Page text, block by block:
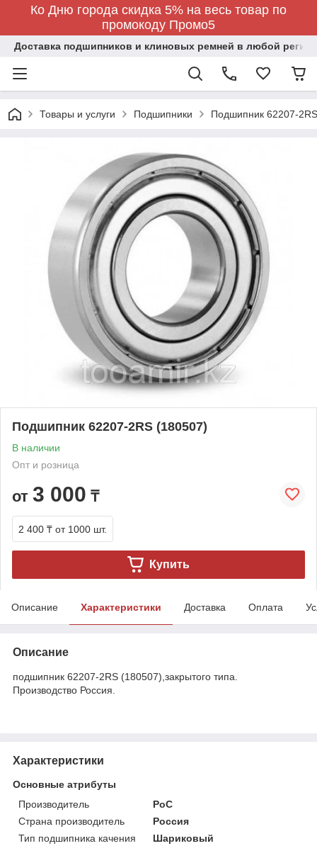
Ко Дню города скидка 5% на весь товар по
промокоду Промо5
Доставка подшипников и клиновых ремней в любой регион
Товары и услуги Подшипники Подшипник 62207-
Подшипник 62207-2RS (180507)
В наличии
Опт и розница
от 3 000 ₸
2 400 ₸ от 1000 шт.
Купить
Описание Характеристики Доставка Оплата
Описание
подшипник 62207-2RS (180507),закрытого типа.
Производство Россия.
Характеристики
Основные атрибуты
Производитель
РоС
Страна производитель
Россия
Тип подшипника качения
Шариковый